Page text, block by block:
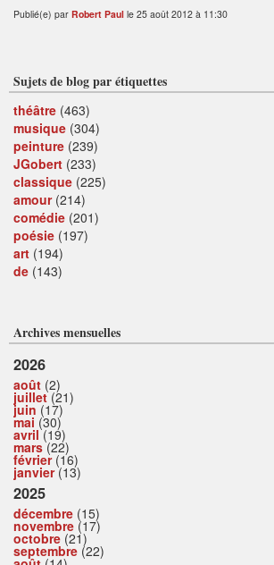
Publié(e) par Robert Paul le 25 août 2012 à 11:30
Sujets de blog par étiquettes
théâtre (463)
musique (304)
peinture (239)
JGobert (233)
classique (225)
amour(214)
comédie (201)
poésie (197)
art (194)
de (143)
Archives mensuelles
2026
août (2)
juillet(21)
juin (17)
mai (30)
avril(19)
mars(22)
février(16)
janvier(13)
2025
décembre (15)
novembre (17)
octobre (21)
septembre (22)